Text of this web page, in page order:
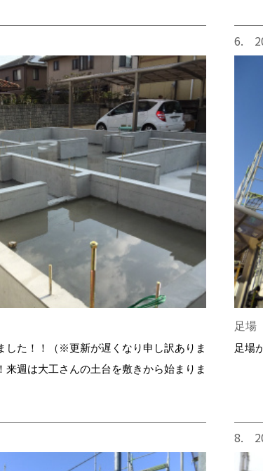
した！！（※更新が遅くなり申し訳ありま
来週は大工さんの土台を敷きから始まりま
6.
足場
足場
8.